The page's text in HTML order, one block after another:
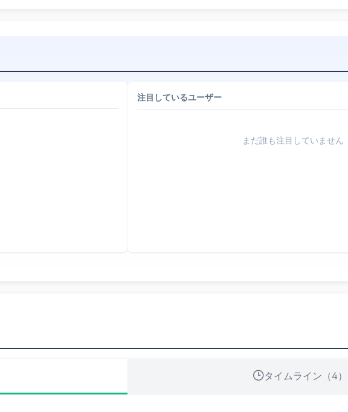
注目しているユーザー
まだ誰も注目していません
タイムライン（4）